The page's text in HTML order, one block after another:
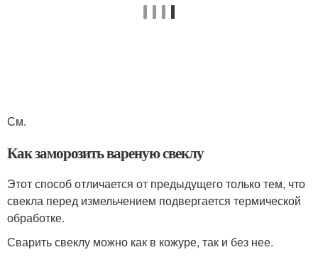
См.
Как заморозить вареную свеклу
Этот способ отличается от предыдущего только тем, что
свекла перед измельчением подвергается термической
обработке.
Сварить свеклу можно как в кожуре, так и без нее.